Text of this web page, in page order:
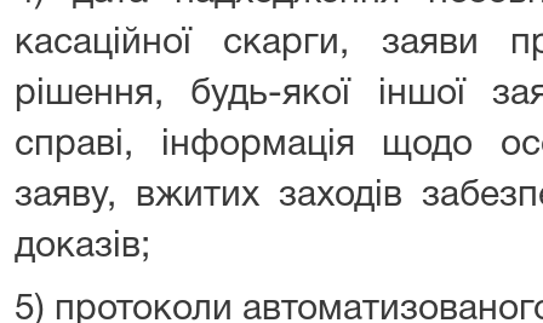
касаційної скарги, заяви
рішення, будь-якої іншої
справі, інформація щодо
заяву, вжитих заходів
доказів;
5) протоколи